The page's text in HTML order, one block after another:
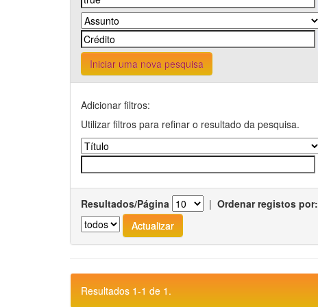
Iniciar uma nova pesquisa
Adicionar filtros:
Utilizar filtros para refinar o resultado da pesquisa.
Resultados/Página | Ordenar registos por:
Resultados 1-1 de 1.